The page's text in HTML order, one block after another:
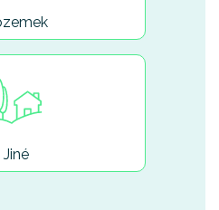
Jiné